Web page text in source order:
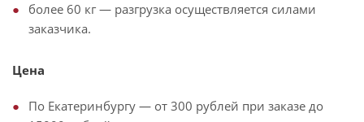
более 60 кг — разгрузка осуществляется силами
заказчика.
Цена
По Екатеринбургу — от 300 рублей при заказе до